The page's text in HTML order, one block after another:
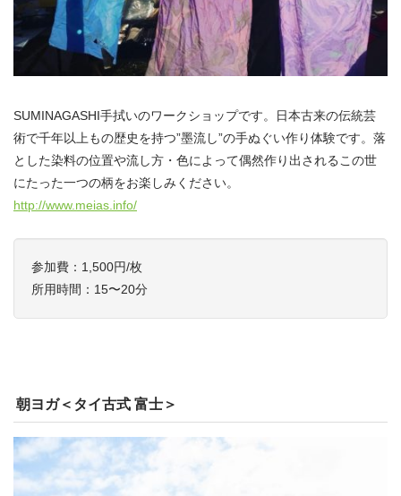
SUMINAGASHI手拭いのワークショップです。日本古来の伝統芸
術で千年以上もの歴史を持つ”墨流し”の手ぬぐい作り体験です。落
とした染料の位置や流し方・色によって偶然作り出されるこの世
にたった一つの柄をお楽しみください。
http://www.meias.info/
参加費：1,500円/枚
所用時間：15〜20分
朝ヨガ＜タイ古式 富士＞